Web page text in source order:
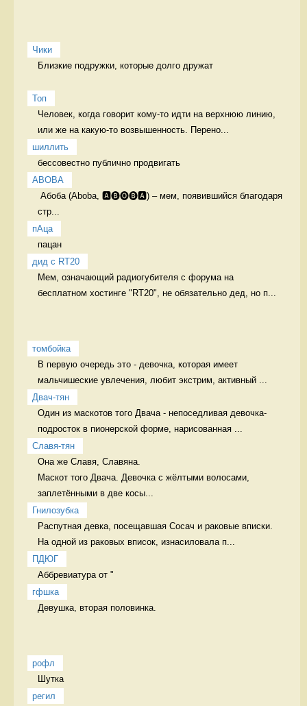
Чики
Близкие подружки, которые долго дружат
Топ
Человек, когда говорит кому-то идти на верхнюю линию,
или же на какую-то возвышенность. Перено...
шиллить
бессовестно публично продвигать
ABOBA
стр...
пАца
пацан
дид с RT20
Мем, означающий радиогубителя с форума на
бесплатном хостинге "RT20", не обязательно дед, но п...
томбойка
В первую очередь это - девочка, которая имеет
мальчишеские увлечения, любит экстрим, активный ...
Двач-тян
Один из маскотов того Двача - непоседливая девочка-
подросток в пионерской форме, нарисованная ...
Славя-тян
Она же Славя, Славяна.
Маскот того Двача. Девочка с жёлтыми волосами,
заплетёнными в две косы...
Гнилозубка
Распутная девка, посещавшая Сосач и раковые вписки.
На одной из раковых вписок, изнасиловала п...
ПДЮГ
Аббревиатура от "
гфшка
Девушка, вторая половинка.
рофл
Шутка
регил